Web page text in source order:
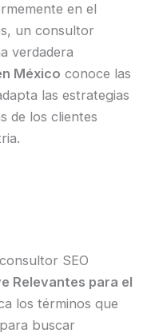
en el
un consultor
verdadera
México conoce las
las estrategias
de los clientes
SEO
Relevantes para el
los términos que
buscar